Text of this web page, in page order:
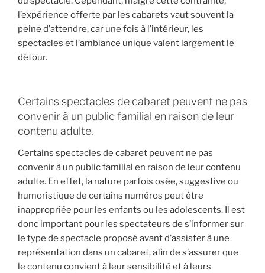
l’expérience offerte par les cabarets vaut souvent la
peine d’attendre, car une fois à l’intérieur, les
spectacles et l’ambiance unique valent largement le
détour.
Certains spectacles de cabaret peuvent ne pas
convenir à un public familial en raison de leur
contenu adulte.
Certains spectacles de cabaret peuvent ne pas
convenir à un public familial en raison de leur contenu
adulte. En effet, la nature parfois osée, suggestive ou
humoristique de certains numéros peut être
inappropriée pour les enfants ou les adolescents. Il est
donc important pour les spectateurs de s’informer sur
le type de spectacle proposé avant d’assister à une
représentation dans un cabaret, afin de s’assurer que
le contenu convient à leur sensibilité et à leurs